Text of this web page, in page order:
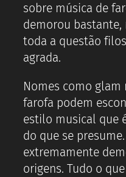
sobre música de
demorou bastante,
toda a questão
agrada.
Nomes como
farofa podem
estilo musical que
do que se
extremamente
origens. Tudo o